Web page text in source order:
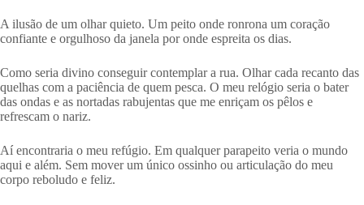
A ilusão de um olhar quieto. Um peito onde ronrona um coração
confiante e orgulhoso da janela por onde espreita os dias.
Como seria divino conseguir contemplar a rua. Olhar cada recanto das
quelhas com a paciência de quem pesca. O meu relógio seria o bater
das ondas e as nortadas rabujentas que me enriçam os pêlos e
refrescam o nariz.
Aí encontraria o meu refúgio. Em qualquer parapeito veria o mundo
aqui e além. Sem mover um único ossinho ou articulação do meu
corpo reboludo e feliz.